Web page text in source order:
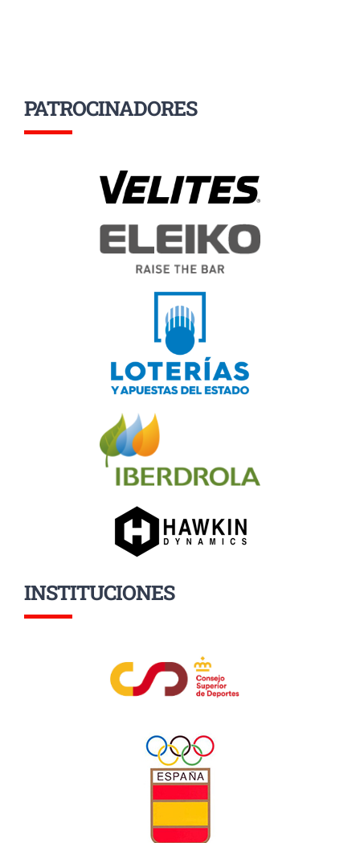
PATROCINADORES
INSTITUCIONES